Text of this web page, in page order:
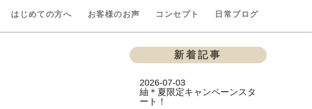
はじめての方へ お客様のお声 コンセプト 日常ブログ
新着記事
2026-07-03
紬＊夏限定キャンペーンスタ
ート！